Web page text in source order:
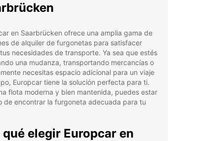
en Saarbrücken ofrece una amplia gama de
de alquiler de furgonetas para satisfacer
necesidades de transporte. Ya sea que estés
una mudanza, transportando mercancías o
necesitas espacio adicional para un viaje
Europcar tiene la solución perfecta para ti.
flota moderna y bien mantenida, puedes estar
de encontrar la furgoneta adecuada para tu
qué elegir Europcar en